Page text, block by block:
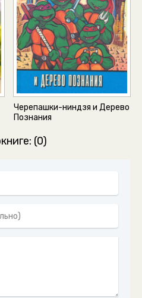
Черепашки-ниндзя и Дерево
Познания
(0)